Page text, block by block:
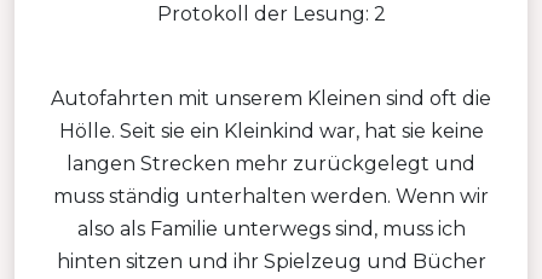
Protokoll der Lesung: 2
Autofahrten mit unserem Kleinen sind oft die
Hölle. Seit sie ein Kleinkind war, hat sie keine
langen Strecken mehr zurückgelegt und
muss ständig unterhalten werden. Wenn wir
also als Familie unterwegs sind, muss ich
hinten sitzen und ihr Spielzeug und Bücher